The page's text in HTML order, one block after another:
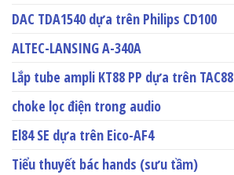
DAC TDA1540 dựa trên Philips CD100
ALTEC-LANSING A-340A
Lắp tube ampli KT88 PP dựa trên TAC88
choke lọc điện trong audio
El84 SE dựa trên Eico-AF4
Tiểu thuyết bác hands (sưu tầm)